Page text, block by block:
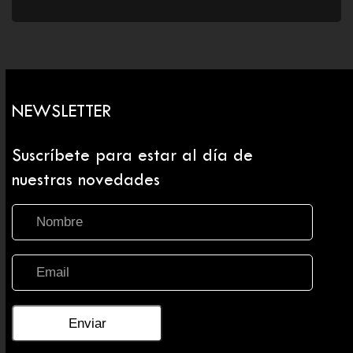
NEWSLETTER
Suscríbete para estar al día de
nuestras novedades